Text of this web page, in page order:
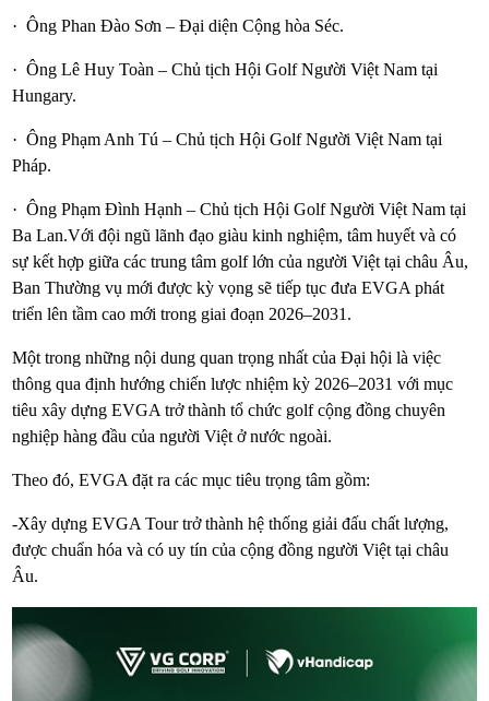
· Ông Phan Đào Sơn – Đại diện Cộng hòa Séc.
· Ông Lê Huy Toàn – Chủ tịch Hội Golf Người Việt Nam tại
Hungary.
· Ông Phạm Anh Tú – Chủ tịch Hội Golf Người Việt Nam tại
Pháp.
· Ông Phạm Đình Hạnh – Chủ tịch Hội Golf Người Việt Nam tại
Ba Lan.Với đội ngũ lãnh đạo giàu kinh nghiệm, tâm huyết và có
sự kết hợp giữa các trung tâm golf lớn của người Việt tại châu Âu,
Ban Thường vụ mới được kỳ vọng sẽ tiếp tục đưa EVGA phát
triển lên tầm cao mới trong giai đoạn 2026–2031.
Một trong những nội dung quan trọng nhất của Đại hội là việc
thông qua định hướng chiến lược nhiệm kỳ 2026–2031 với mục
tiêu xây dựng EVGA trở thành tổ chức golf cộng đồng chuyên
nghiệp hàng đầu của người Việt ở nước ngoài.
Theo đó, EVGA đặt ra các mục tiêu trọng tâm gồm:
-Xây dựng EVGA Tour trở thành hệ thống giải đấu chất lượng,
được chuẩn hóa và có uy tín của cộng đồng người Việt tại châu
Âu.